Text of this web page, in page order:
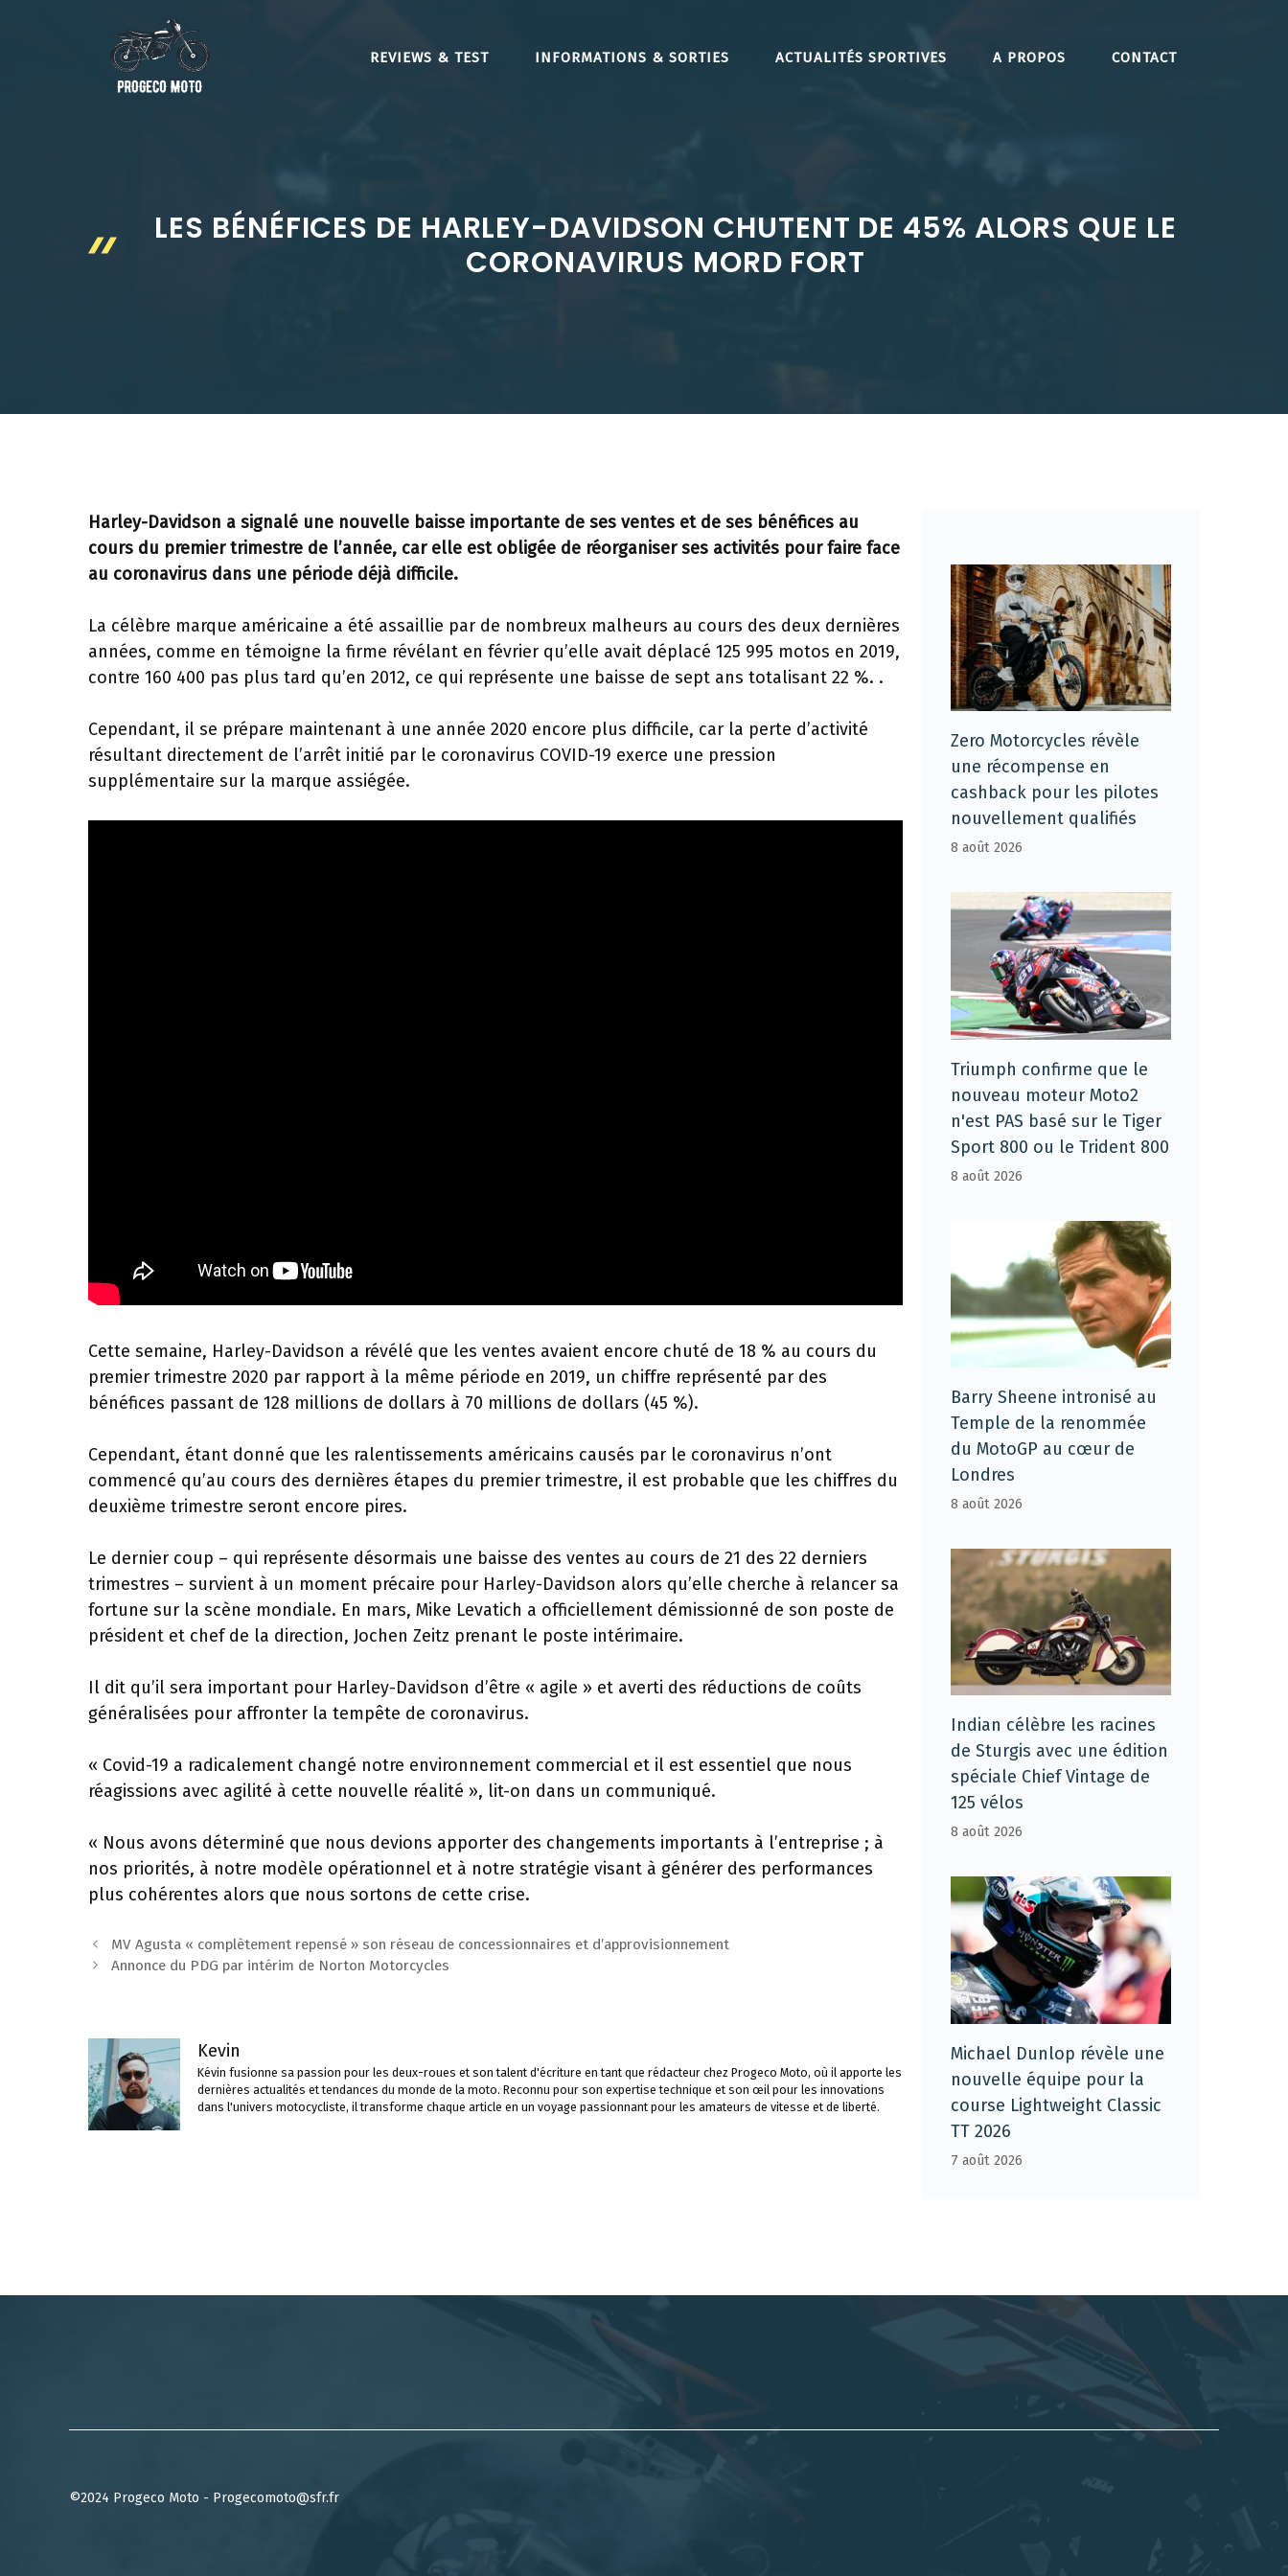
REVIEWS & TEST INFORMATIONS & SORTIES ACTUALITÉS SPORTIVES A PROPOS CONTACT
LES BÉNÉFICES DE HARLEY-DAVIDSON CHUTENT DE 45% ALORS QUE LE
CORONAVIRUS MORD FORT
Harley-Davidson a signalé une nouvelle baisse importante de ses ventes et de ses bénéfices au
cours du premier trimestre de l’année, car elle est obligée de réorganiser ses activités pour faire face
au coronavirus dans une période déjà difficile.
La célèbre marque américaine a été assaillie par de nombreux malheurs au cours des deux dernières
années, comme en témoigne la firme révélant en février qu’elle avait déplacé 125 995 motos en 2019,
contre 160 400 pas plus tard qu’en 2012, ce qui représente une baisse de sept ans totalisant 22 %. .
Cependant, il se prépare maintenant à une année 2020 encore plus difficile, car la perte d’activité
résultant directement de l’arrêt initié par le coronavirus COVID-19 exerce une pression
supplémentaire sur la marque assiégée.
Cette semaine, Harley-Davidson a révélé que les ventes avaient encore chuté de 18 % au cours du
premier trimestre 2020 par rapport à la même période en 2019, un chiffre représenté par des
bénéfices passant de 128 millions de dollars à 70 millions de dollars (45 %).
Cependant, étant donné que les ralentissements américains causés par le coronavirus n’ont
commencé qu’au cours des dernières étapes du premier trimestre, il est probable que les chiffres du
deuxième trimestre seront encore pires.
Le dernier coup – qui représente désormais une baisse des ventes au cours de 21 des 22 derniers
trimestres – survient à un moment précaire pour Harley-Davidson alors qu’elle cherche à relancer sa
fortune sur la scène mondiale. En mars, Mike Levatich a officiellement démissionné de son poste de
président et chef de la direction, Jochen Zeitz prenant le poste intérimaire.
Il dit qu’il sera important pour Harley-Davidson d’être « agile » et averti des réductions de coûts
généralisées pour affronter la tempête de coronavirus.
« Covid-19 a radicalement changé notre environnement commercial et il est essentiel que nous
réagissions avec agilité à cette nouvelle réalité », lit-on dans un communiqué.
« Nous avons déterminé que nous devions apporter des changements importants à l’entreprise ; à
nos priorités, à notre modèle opérationnel et à notre stratégie visant à générer des performances
plus cohérentes alors que nous sortons de cette crise.
Navigation
des
MV Agusta « complètement repensé » son réseau de concessionnaires et d’approvisionnement
Annonce du PDG par intérim de Norton Motorcycles
Kevin
Kévin fusionne sa passion pour les deux-roues et son talent d'écriture en tant que rédacteur chez Progeco Moto, où il apporte les
dernières actualités et tendances du monde de la moto. Reconnu pour son expertise technique et son œil pour les innovations
dans l'univers motocycliste, il transforme chaque article en un voyage passionnant pour les amateurs de vitesse et de liberté.
Zero Motorcycles révèle
une récompense en
cashback pour les pilotes
nouvellement qualifiés
8 août 2026
Triumph confirme que le
nouveau moteur Moto2
n'est PAS basé sur le Tiger
Sport 800 ou le Trident 800
8 août 2026
Barry Sheene intronisé au
Temple de la renommée
du MotoGP au cœur de
Londres
8 août 2026
Indian célèbre les racines
de Sturgis avec une édition
spéciale Chief Vintage de
125 vélos
8 août 2026
Michael Dunlop révèle une
nouvelle équipe pour la
course Lightweight Classic
TT 2026
7 août 2026
©2024 Progeco Moto - Progecomoto@sfr.fr